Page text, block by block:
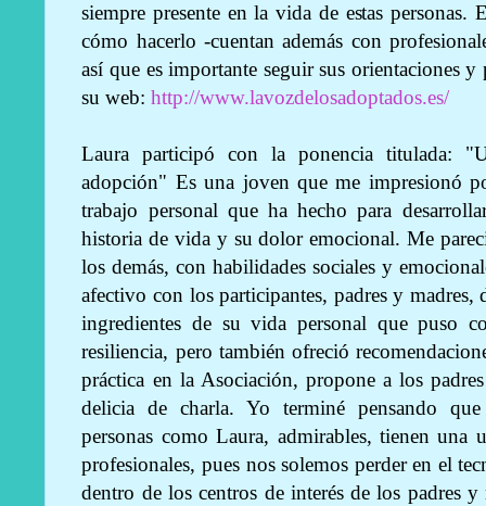
siempre presente en la vida de estas
cómo hacerlo -cuentan además con
así que es importante seguir sus orientaciones
su web:http://www.lavozdelosadoptados.es/
Laura participó con la ponencia titulada:
adopción" Es una joven que me impresionó
trabajo personal que ha hecho para
historia de vida y su dolor emocional. Me
los demás, con habilidades sociales y
afectivo con los participantes, padres y
ingredientes de su vida personal que puso
resiliencia, pero también ofreció
práctica en la Asociación, propone a los
delicia de charla. Yo terminé pensando
personas como Laura, admirables, tienen
profesionales, pues nos solemos perder en el
dentro de los centros de interés de los padres